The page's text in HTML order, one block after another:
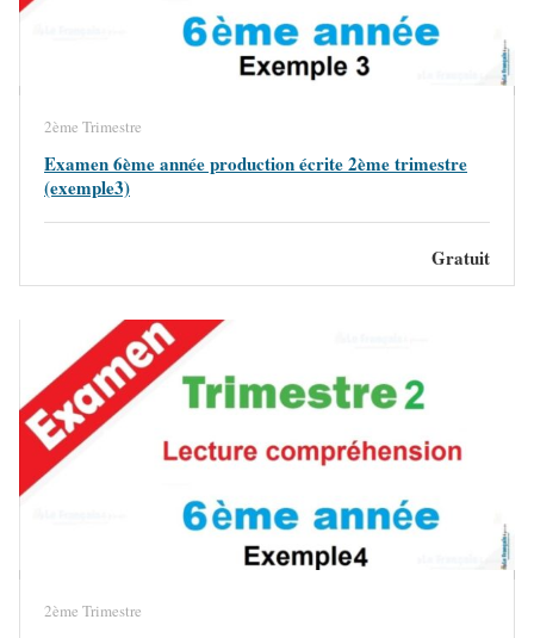
2ème Trimestre
Examen 6ème année production écrite 2ème trimestre
(exemple3)
Gratuit
2ème Trimestre